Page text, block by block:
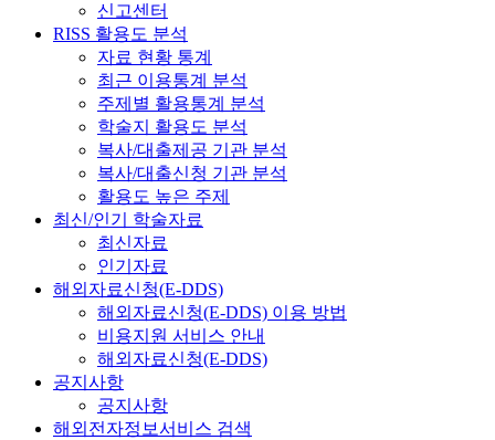
신고센터
RISS 활용도 분석
자료 현황 통계
최근 이용통계 분석
주제별 활용통계 분석
학술지 활용도 분석
복사/대출제공 기관 분석
복사/대출신청 기관 분석
활용도 높은 주제
최신/인기 학술자료
최신자료
인기자료
해외자료신청(E-DDS)
해외자료신청(E-DDS) 이용 방법
비용지원 서비스 안내
해외자료신청(E-DDS)
공지사항
공지사항
해외전자정보서비스 검색